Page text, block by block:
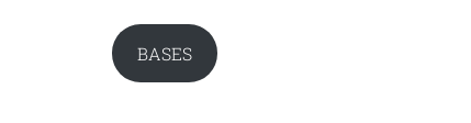
BASES